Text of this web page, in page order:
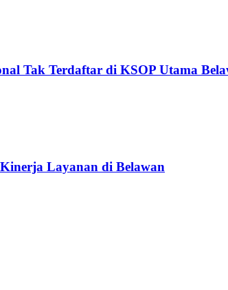
Tak Terdaftar di KSOP Utama
Layanan di Belawan